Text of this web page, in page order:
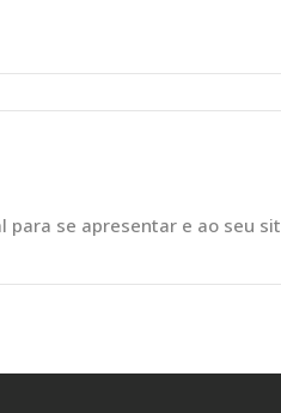
para se apresentar e ao seu